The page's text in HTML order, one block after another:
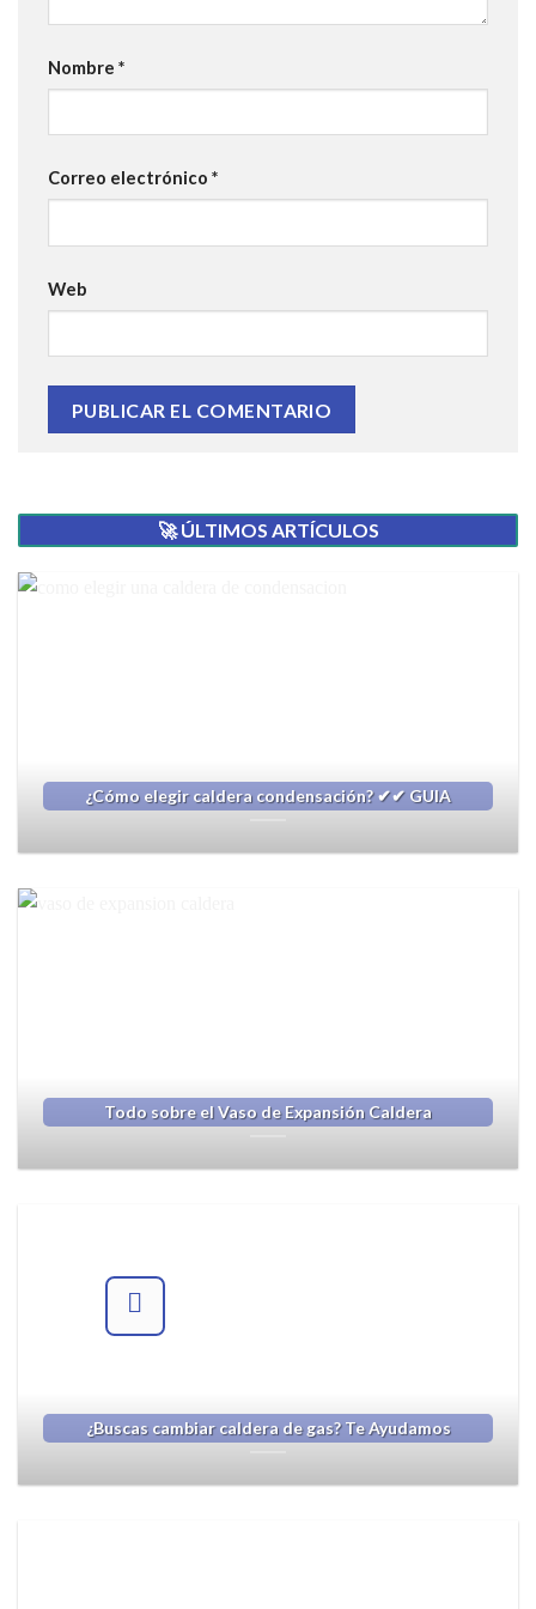
Nombre *
Correo electrónico *
Web
🚀 ÚLTIMOS ARTÍCULOS
¿Cómo elegir caldera condensación? ✔✔ GUIA
Todo sobre el Vaso de Expansión Caldera
¿Buscas cambiar caldera de gas? Te Ayudamos